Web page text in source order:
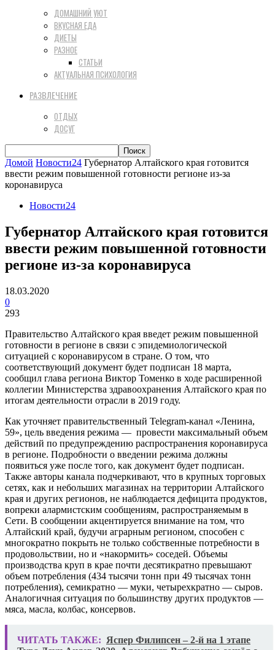
ДОМАШНИЙ УЮТ
ВКУСНАЯ ЕДА
ДИЕТЫ
РАЗНОЕ
СТАТЬИ
АКТУАЛЬНАЯ ПСИХОЛОГИЯ
РАЗВЛЕЧЕНИЕ
ОТДЫХ
ДОСУГ
Домой Новости24 Губернатор Алтайского края готовится
ввести режим повышенной готовности регионе из-за
коронавируса
Новости24
Губернатор Алтайского края готовится
ввести режим повышенной готовности
регионе из-за коронавируса
18.03.2020
0
293
Правительство Алтайского края введет режим повышенной
готовности в регионе в связи с эпидемиологической
ситуацией с коронавирусом в стране. О том, что
соответствующий документ будет подписан 18 марта,
сообщил глава региона Виктор Томенко в ходе расширенной
коллегии Министерства здравоохранения Алтайского края по
итогам деятельности отрасли в 2019 году.
Как уточняет правительственный Telegram-канал «Ленина,
59», цель введения режима — провести максимальный объем
действий по предупреждению распространения коронавируса
в регионе. Подробности о введении режима должны
появиться уже после того, как документ будет подписан.
Также авторы канала подчеркивают, что в крупных торговых
сетях, как и небольших магазинах на территории Алтайского
края и других регионов, не наблюдается дефицита продуктов,
вопреки алармистским сообщениям, распространяемым в
Сети. В сообщении акцентируется внимание на том, что
Алтайский край, будучи аграрным регионом, способен с
многократно покрыть не только собственные потребности в
продовольствии, но и «накормить» соседей. Объемы
производства круп в крае почти десятикратно превышают
объем потребления (434 тысячи тонн при 49 тысячах тонн
потребления), семикратно — муки, четырехкратно — сыров.
Аналогичная ситуация по большинству других продуктов —
мяса, масла, колбас, консервов.
ЧИТАТЬ ТАКЖЕ: Яспер Филипсен – 2-й на 1 этапе